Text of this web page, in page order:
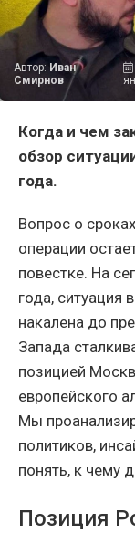
Автор: Иван
Смирнов
Когда и чем
обзор
года.
Вопрос о
операции
повестке. На
года, ситуация
накалена до
Запада
позицией
европейского
Мы
политиков,
понять, к чему
Позиция